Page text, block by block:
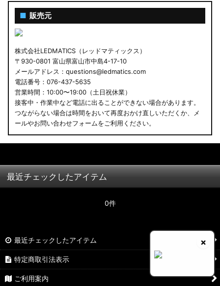
■ 販売元
株式会社LEDMATICS（レッドマティックス）
〒930-0801 富山県富山市中島4-17-10
メールアドレス：questions@ledmatics.com
電話番号：076-437-5635
営業時間：10:00〜19:00（土日祝休業）
接客中・作業中など電話に出ることができない場合があります。
つながらない場合は時間をおいて再度おかけ直しいただくか、メ
ールやお問い合わせフォームをご利用ください。
×
最近チェックしたアイテム
0件
最近チェックしたアイテム
特定商取引法表示
ご利用案内